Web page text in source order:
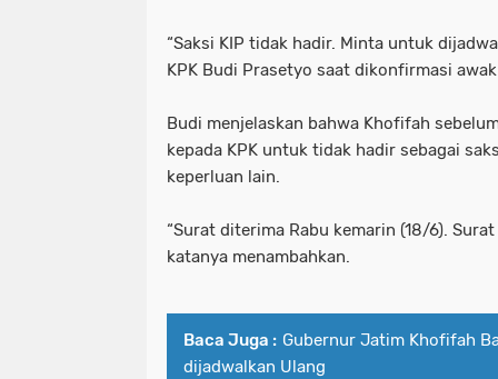
Pelaku Pembacokan Berhasil
Perkuat Ketahanan Pangan Menuju
Polres Pelabuhan Tanjung Perak
Polri Tetapkan Tiga Tersangka Kasus
Polsek Pabean Cantikan Ungkap
motor sempat diduga melaju
ojol gelar demo digedung dpr
perkuat ketahanan pangan menuju
polres pelabuhan tanjung perak
polri tetapkan tiga tersangka kasus
polsek kenjeran ungkap kasus
“Saksi KIP tidak hadir. Minta untuk
KPK Budi Prasetyo saat dikonfirmasi
Budi menjelaskan bahwa Khofifah
kepada KPK untuk tidak hadir sebagai
keperluan lain.
“Surat diterima Rabu kemarin (18/6).
katanya menambahkan.
Baca Juga : Gubernur Jatim Khofifah
dijadwalkan Ulang